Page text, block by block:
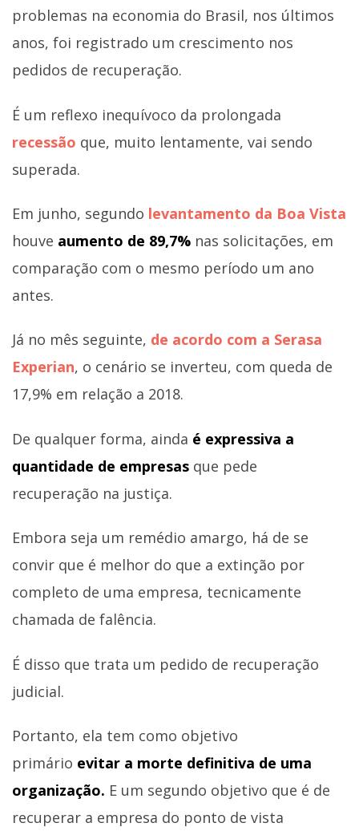
problemas na economia do Brasil, nos últimos
anos, foi registrado um crescimento nos
pedidos de recuperação.
É um reflexo inequívoco da prolongada
recessão que, muito lentamente, vai sendo
superada.
Em junho, segundo levantamento da Boa Vista
houve aumento de 89,7% nas solicitações, em
comparação com o mesmo período um ano
antes.
Já no mês seguinte, de acordo com a Serasa
Experian, o cenário se inverteu, com queda de
17,9% em relação a 2018.
De qualquer forma, ainda é expressiva a
quantidade de empresas que pede
recuperação na justiça.
Embora seja um remédio amargo, há de se
convir que é melhor do que a extinção por
completo de uma empresa, tecnicamente
chamada de falência.
É disso que trata um pedido de recuperação
judicial.
Portanto, ela tem como objetivo
primário evitar a morte definitiva de uma
organização. E um segundo objetivo que é de
recuperar a empresa do ponto de vista